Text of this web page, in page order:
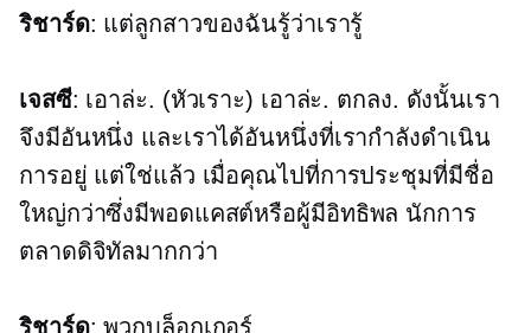
ริชาร์ด: แต่ลูกสาวของฉันรู้ว่าเรารู้
เจสซี: เอาล่ะ. (หัวเราะ) เอาล่ะ. ตกลง. ดังนั้นเรา
จึงมีอันหนึ่ง และเราได้อันหนึ่งที่เรากำลังดำเนิน
การอยู่ แต่ใช่แล้ว เมื่อคุณไปที่การประชุมที่มีชื่อ
ใหญ่กว่าซึ่งมีพอดแคสต์หรือผู้มีอิทธิพล นักการ
ตลาดดิจิทัลมากกว่า
ริชาร์ด: พวกบล็อกเกอร์.